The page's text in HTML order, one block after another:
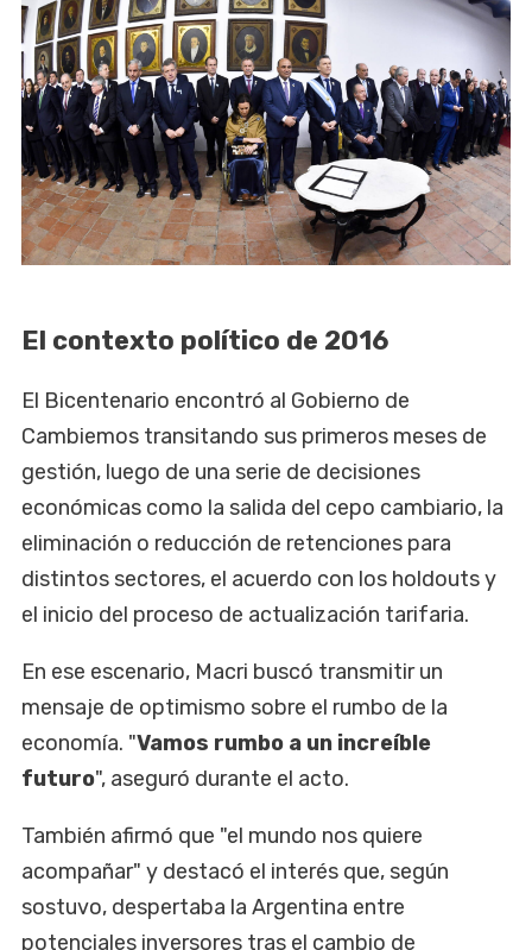
El contexto político de 2016
El Bicentenario encontró al Gobierno de
Cambiemos transitando sus primeros meses de
gestión, luego de una serie de decisiones
económicas como la salida del cepo cambiario, la
eliminación o reducción de retenciones para
distintos sectores, el acuerdo con los holdouts y
el inicio del proceso de actualización tarifaria.
En ese escenario, Macri buscó transmitir un
mensaje de optimismo sobre el rumbo de la
economía. "Vamos rumbo a un increíble
futuro", aseguró durante el acto.
También afirmó que "el mundo nos quiere
acompañar" y destacó el interés que, según
sostuvo, despertaba la Argentina entre
potenciales inversores tras el cambio de